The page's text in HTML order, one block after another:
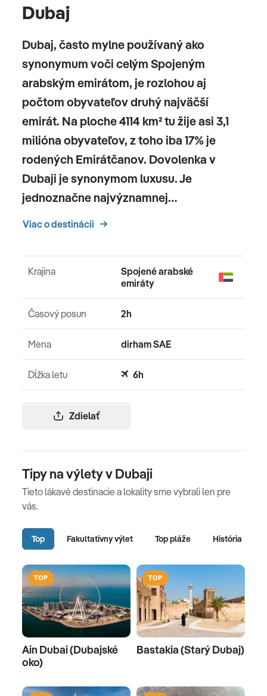
Dubaj
Dubaj, často mylne používaný ako
synonymum voči celým Spojeným
arabským emirátom, je rozlohou aj
počtom obyvateľov druhý najväčší
emirát. Na ploche 4114 km² tu žije asi 3,1
milióna obyvateľov, z toho iba 17% je
rodených Emirátčanov. Dovolenka v
Dubaji je synonymom luxusu. Je
jednoznačne najvýznamnej…
Viac o destinácii
Zdielať
Krajina
Spojené arabské
emiráty
Časový posun 2h
Mena dirham SAE
Dĺžka letu 6h
Tipy na výlety v Dubaji
Tieto lákavé destinacie a lokality sme vybrali len pre
vás.
Top Fakultatívny výlet Top pláže História
TOP
Ain Dubai (Dubajské
oko)
TOP
Bastakia (Starý Dubaj)